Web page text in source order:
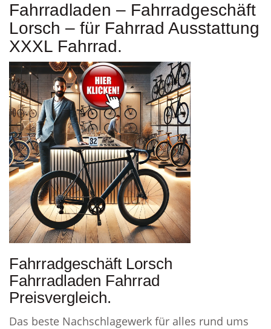
Fahrradladen – Fahrradgeschäft
Lorsch – für Fahrrad Ausstattung
XXXL Fahrrad.
Fahrradgeschäft Lorsch
Fahrradladen Fahrrad
Preisvergleich.
Das beste Nachschlagewerk für alles rund ums